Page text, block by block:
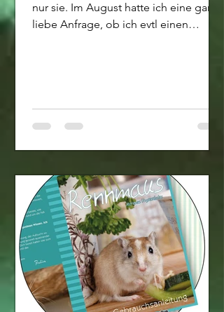
nur sie. Im August hatte ich eine ganz
liebe Anfrage, ob ich evtl einen